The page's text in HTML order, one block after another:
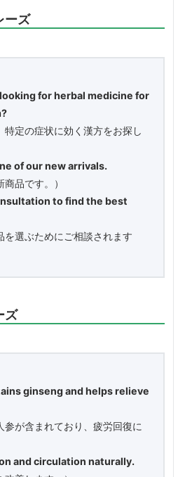
ーズ
for herbal medicine for
特定の症状に効く漢方をお探し
of our new arrivals.
商品です。）
to find the best
を選ぶためにご相談されます
ズ
ginseng and helps relieve
参が含まれており、疲労回復に
and circulation naturally.